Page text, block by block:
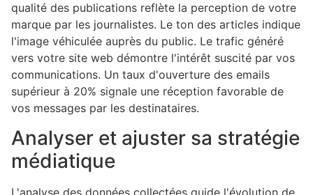
qualité des publications reflète la perception de votre
marque par les journalistes. Le ton des articles indique
l'image véhiculée auprès du public. Le trafic généré
vers votre site web démontre l'intérêt suscité par vos
communications. Un taux d'ouverture des emails
supérieur à 20% signale une réception favorable de
vos messages par les destinataires.
Analyser et ajuster sa stratégie
médiatique
L'analyse des données collectées guide l'évolution de